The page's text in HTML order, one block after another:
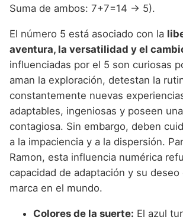
Suma de ambos: 7+7=14 -> 5).
El número 5 está asociado con la
aventura, la versatilidad y el
influenciadas por el 5 son curiosas
aman la exploración, detestan la
constantemente nuevas
adaptables, ingeniosas y poseen
contagiosa. Sin embargo, deben
a la impaciencia y a la dispersión.
Ramon, esta influencia numérica
capacidad de adaptación y su deseo
marca en el mundo.
Colores de la suerte: El azul